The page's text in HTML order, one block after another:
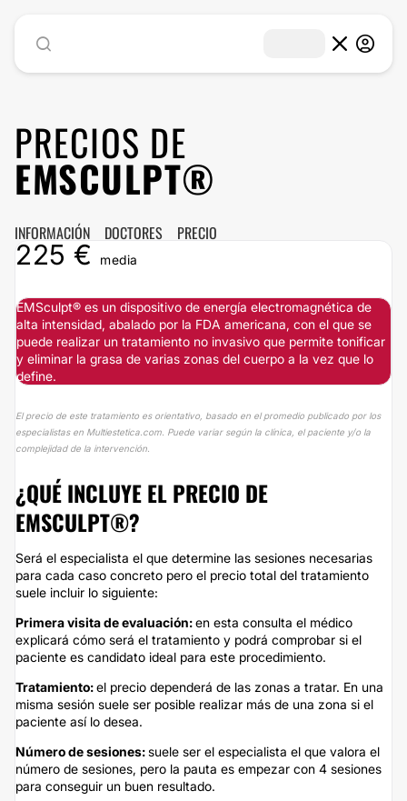
PRECIOS DE
EMSCULPT®
INFORMACIÓN DOCTORES PRECIO
225 € media
EMSculpt® es un dispositivo de energía electromagnética de
alta intensidad, abalado por la FDA americana, con el que se
puede realizar un tratamiento no invasivo que permite tonificar
y eliminar la grasa de varias zonas del cuerpo a la vez que lo
define.
El precio de este tratamiento es orientativo, basado en el promedio publicado por los
especialistas en Multiestetica.com. Puede variar según la clínica, el paciente y/o la
complejidad de la intervención.
¿QUÉ INCLUYE EL PRECIO DE
EMSCULPT®?
Será el especialista el que determine las sesiones necesarias
para cada caso concreto pero el precio total del tratamiento
suele incluir lo siguiente:
Primera visita de evaluación:en esta consulta el médico
explicará cómo será el tratamiento y podrá comprobar si el
paciente es candidato ideal para este procedimiento.
Tratamiento:el precio dependerá de las zonas a tratar. En una
misma sesión suele ser posible realizar más de una zona si el
paciente así lo desea.
Número de sesiones:suele ser el especialista el que valora el
número de sesiones, pero la pauta es empezar con 4 sesiones
para conseguir un buen resultado.